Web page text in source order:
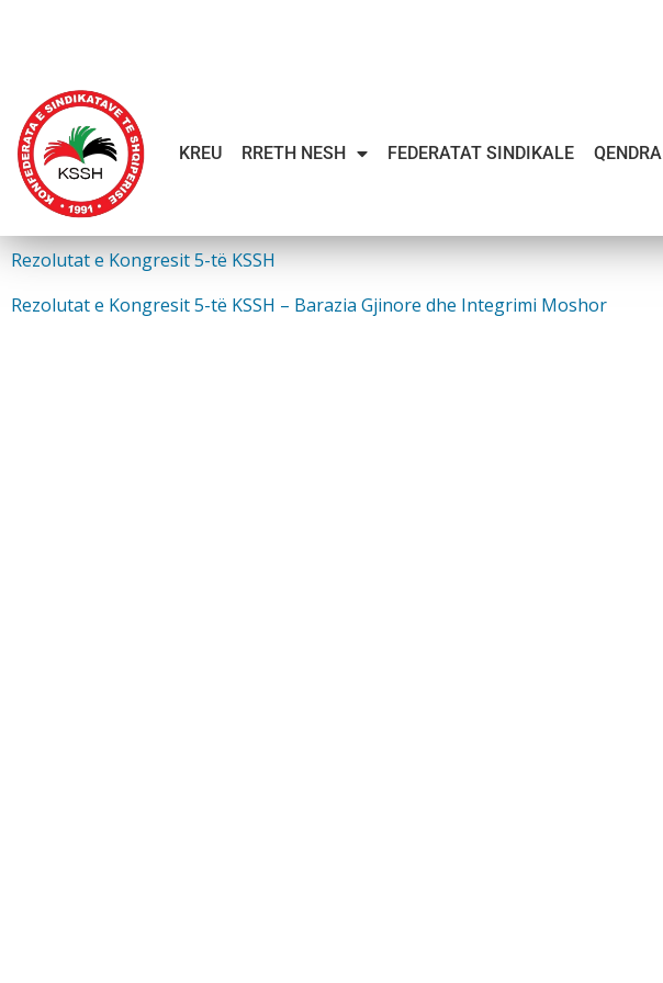
KREU RRETH NESH FEDERATAT SINDIKALE
Rezolutat e Kongresit 5-të KSSH
Rezolutat e Kongresit 5-të KSSH – Barazia Gjinore dhe Integrimi Moshor